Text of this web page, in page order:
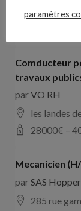
parHays France
Comducteur
travaux
parVO RH
les landes
28000€ –
Mecanicien
parSAS Hopper
285 rue
paramètres